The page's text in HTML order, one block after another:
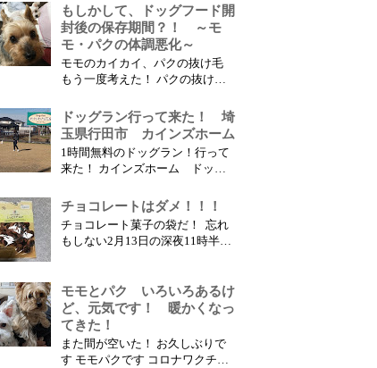
炬燵が活躍中 ねむい・・・ ふぁ
～あ 見てた・・・ ・・・ アクビ
もかわいいパクだけど、、、 そ
の正体は・・・？ みんなは知ら
ない・・・ 神奈川のお家に...
もしかして、ドッグフード開
封後の保存期間？！ ～モ
モ・パクの体調悪化～
モモのカイカイ、パクの抜け毛
もう一度考えた！ パクの抜け
た目の周りの赤い腫れ？！ モモ
のかゆい、痒い！ 胸や、脇は落
ち着いて綺麗になったけ
ど、、、、、 何か変だ、変だ
と、気になっていました そし
ドッグラン行って来た！ 埼
玉県行田市 カインズホーム
1時間無料のドッグラン！行って
来た！ カインズホーム ドッグ
休に昔お世話になっていた古墳で
有名な（最近は「のぼうの城」、
「陸王」で有名になった）埼玉県
行田市にあるカインズホームのド
チョコレートはダメ！！！
チョコレート菓子の袋だ！ 忘れ
もしない2月13日の深夜11時半過
グのこたつの前で 舌なめずり し
ているパクを発見！？ 何か食べ
た後の様子？？？ よく見ると菓
子袋がパクの近くに、、、 緊急
時の判断...
モモとパク いろいろあるけ
ど、元気です！ 暖かくなっ
てきた！
また間が空いた！ お久しぶりで
す モモパクです コロナワクチン